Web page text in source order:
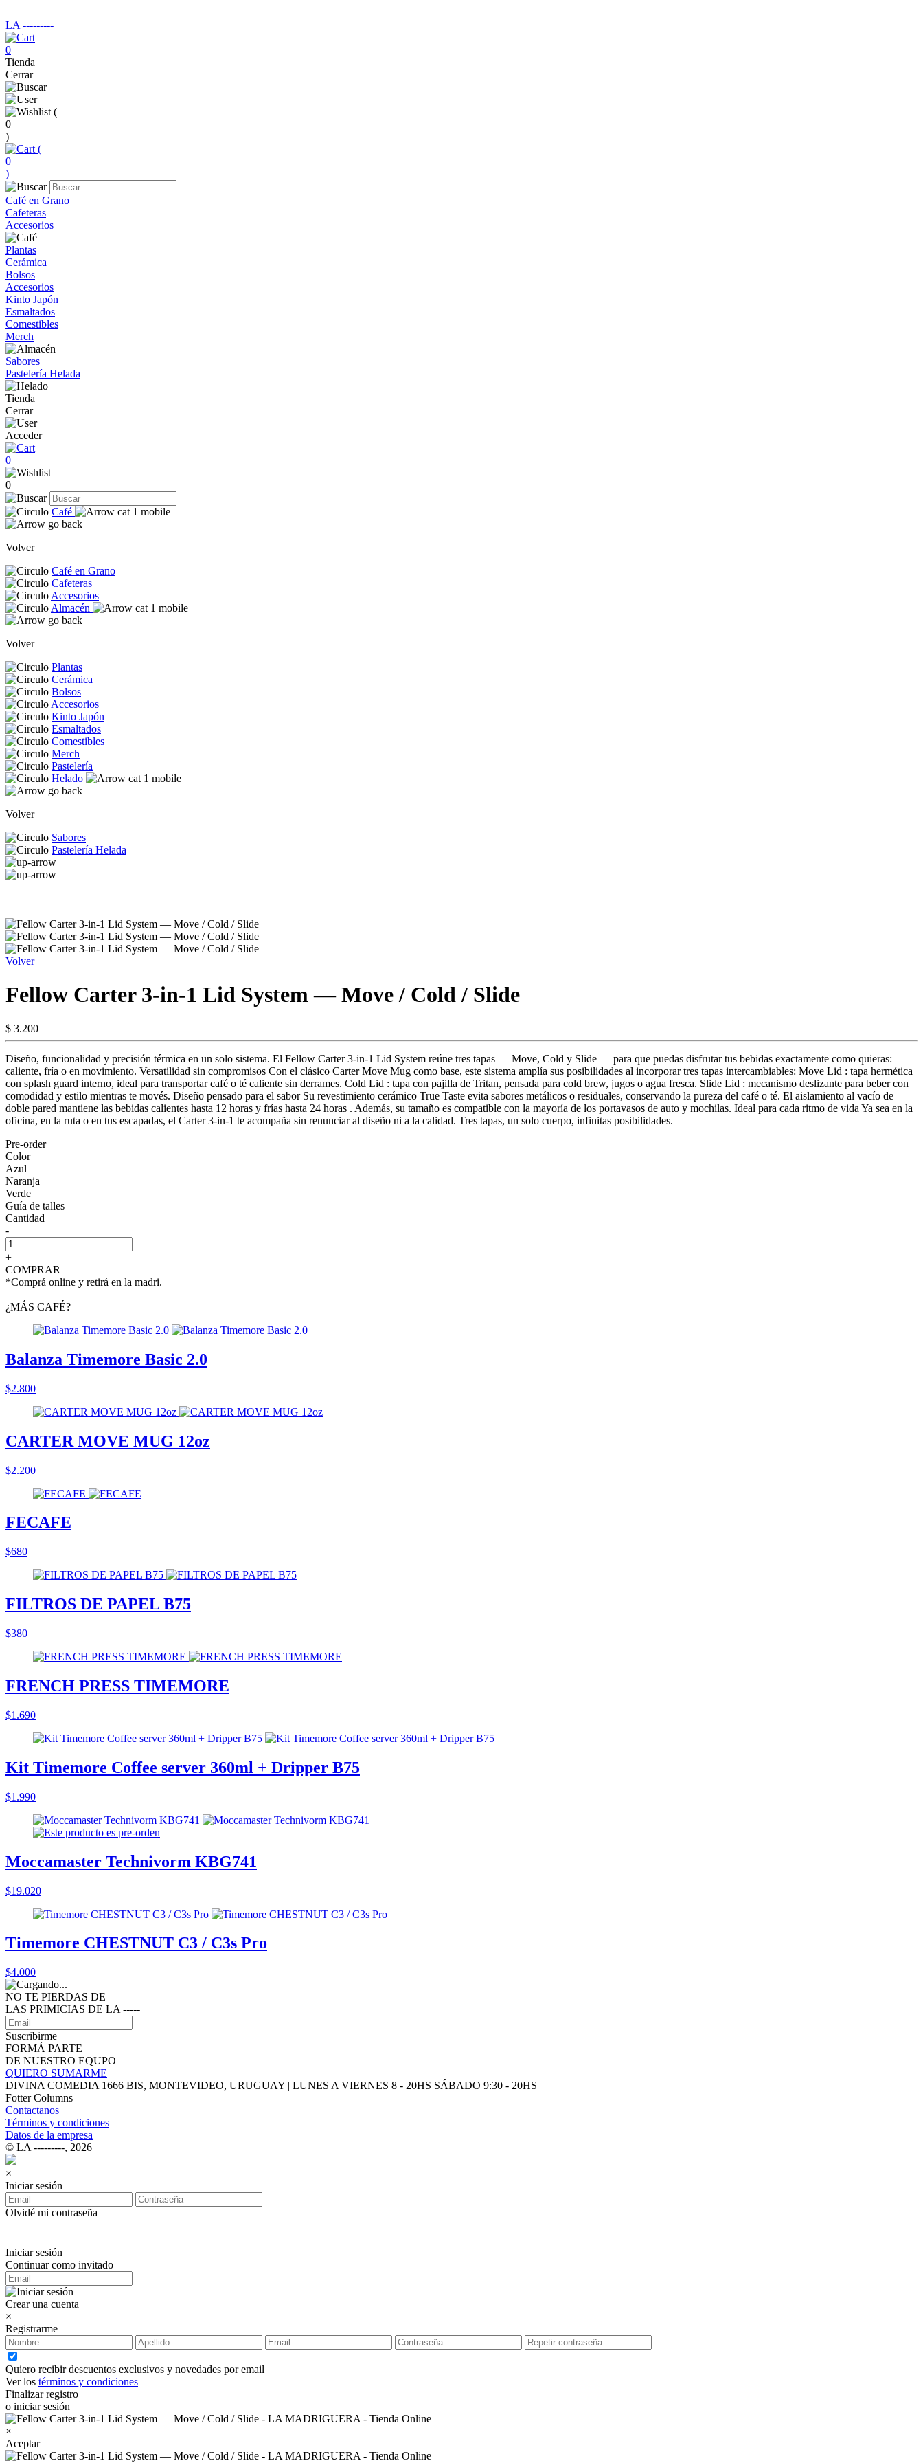
LA ‑‑‑‑‑‑‑‑‑
0
Tienda
Cerrar
(
0
)
(
0
)
Café en Grano
Cafeteras
Accesorios
Plantas
Cerámica
Bolsos
Accesorios
Kinto Japón
Esmaltados
Comestibles
Merch
Sabores
Pastelería Helada
Tienda
Cerrar
Acceder
0
0
Café
Volver
Café en Grano
Cafeteras
Accesorios
Almacén
Volver
Plantas
Cerámica
Bolsos
Accesorios
Kinto Japón
Esmaltados
Comestibles
Merch
Pastelería
Helado
Volver
Sabores
Pastelería Helada
Volver
Fellow Carter 3-in-1 Lid System — Move / Cold / Slide
$ 3.200
Diseño, funcionalidad y precisión térmica en un solo sistema. El Fellow Carter 3-in-1 Lid System reúne tres tapas — Move, Cold y Slide — para que puedas disfrutar tus bebidas exactamente como quieras:
caliente, fría o en movimiento. Versatilidad sin compromisos Con el clásico Carter Move Mug como base, este sistema amplía sus posibilidades al incorporar tres tapas intercambiables: Move Lid : tapa hermética
con splash guard interno, ideal para transportar café o té caliente sin derrames. Cold Lid : tapa con pajilla de Tritan, pensada para cold brew, jugos o agua fresca. Slide Lid : mecanismo deslizante para beber con
comodidad y estilo mientras te movés. Diseño pensado para el sabor Su revestimiento cerámico True Taste evita sabores metálicos o residuales, conservando la pureza del café o té. El aislamiento al vacío de
doble pared mantiene las bebidas calientes hasta 12 horas y frías hasta 24 horas . Además, su tamaño es compatible con la mayoría de los portavasos de auto y mochilas. Ideal para cada ritmo de vida Ya sea en la
oficina, en la ruta o en tus escapadas, el Carter 3-in-1 te acompaña sin renunciar al diseño ni a la calidad. Tres tapas, un solo cuerpo, infinitas posibilidades.
Pre-order
Color
Azul
Naranja
Verde
Guía de talles
Cantidad
-
+
COMPRAR
*Comprá online y retirá en la madri.
¿MÁS CAFÉ?
Balanza Timemore Basic 2.0
$2.800
CARTER MOVE MUG 12oz
$2.200
FECAFE
$680
FILTROS DE PAPEL B75
$380
FRENCH PRESS TIMEMORE
$1.690
Kit Timemore Coffee server 360ml + Dripper B75
$1.990
Moccamaster Technivorm KBG741
$19.020
Timemore CHESTNUT C3 / C3s Pro
$4.000
NO TE PIERDAS DE
LAS PRIMICIAS DE LA ‑‑‑‑‑
Suscribirme
FORMÁ PARTE
DE NUESTRO EQUPO
QUIERO SUMARME
DIVINA COMEDIA 1666 BIS, MONTEVIDEO, URUGUAY | LUNES A VIERNES 8 - 20HS SÁBADO 9:30 - 20HS
Fotter Columns
Contactanos
Términos y condiciones
Datos de la empresa
© LA ‑‑‑‑‑‑‑‑‑, 2026
×
Iniciar sesión
Olvidé mi contraseña
Iniciar sesión
Continuar como invitado
Crear una cuenta
×
Registrarme
Quiero recibir descuentos exclusivos y novedades por email
Ver los términos y condiciones
Finalizar registro
o iniciar sesión
×
Aceptar